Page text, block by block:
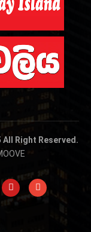
Right Reserved.